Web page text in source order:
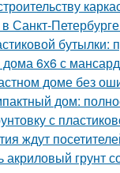
Санкт-
6х6 с
доме без
дом:
с
ждут
грунт